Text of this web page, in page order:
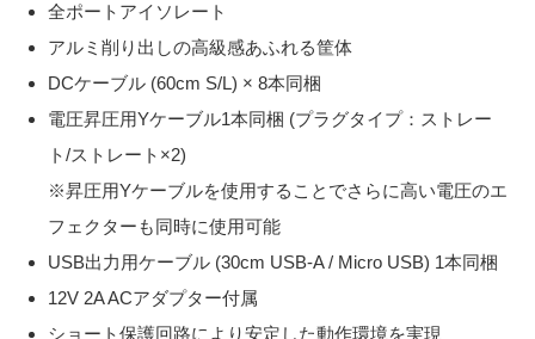
全ポートアイソレート
アルミ削り出しの高級感あふれる筐体
DCケーブル (60cm S/L) × 8本同梱
電圧昇圧用Yケーブル1本同梱 (プラグタイプ：ストレー
ト/ストレート×2)
※昇圧用Yケーブルを使用することでさらに高い電圧のエ
フェクターも同時に使用可能
USB出力用ケーブル (30cm USB-A / Micro USB) 1本同梱
12V 2A ACアダプター付属
ショート保護回路により安定した動作環境を実現